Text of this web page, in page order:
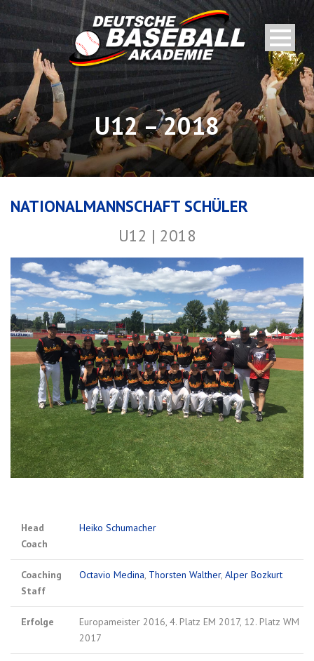
U12 – 2018
NATIONALMANNSCHAFT SCHÜLER
U12 | 2018
Head
Coach
Heiko Schumacher
Coaching
Staff
Octavio Medina Thorsten Walther, Alper Bozkurt
Erfolge
Europameister 2016, 4. Platz EM 2017, 12. Platz WM
2017